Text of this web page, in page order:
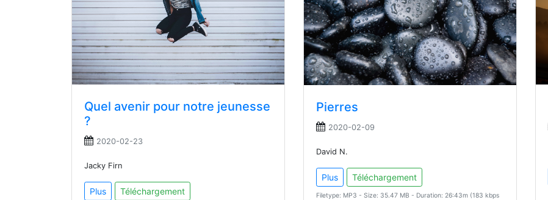
Quel avenir pour notre jeunesse
?
2020-02-23
Jacky Firn
Plus Téléchargement
Pierres
2020-02-09
David N.
Plus Téléchargement
Filetype: MP3 - Size: 35.47 MB - Duration: 26:43m (183 kbps